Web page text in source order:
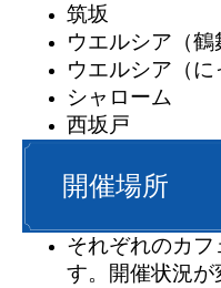
筑坂
ウエルシア（鶴
ウエルシア（に
シャローム
西坂戸
開催場所
それぞれのカフ
す。開催状況